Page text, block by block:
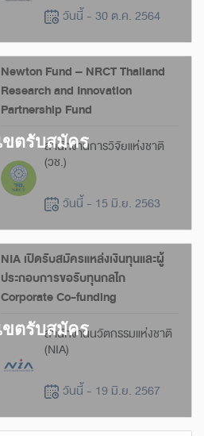
วันนี้ - 30 ต.ค. 2564
Newton Fund – NRCT Thailand
Research and Innovation
Partnership Fund
สำนักงานการวิจัยแห่งชาติ
(วช.)
วันนี้ - 15 มิ.ย. 2563
NIA เปิดรับสมัครแหล่งเงินทุนและผู้
ประกอบการขอรับทุนกลไก
Corporate Co-funding
สำนักงานนวัตกรรมแห่งชาติ
(NIA)
วันนี้ - 19 มิ.ย. 2567